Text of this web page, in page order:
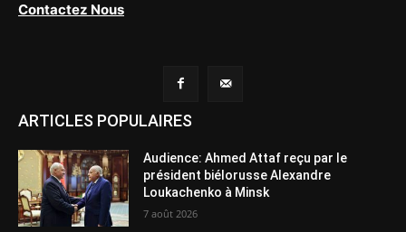
Contactez Nous
ARTICLES POPULAIRES
Audience: Ahmed Attaf reçu par le
président biélorusse Alexandre
Loukachenko à Minsk
7 août 2026